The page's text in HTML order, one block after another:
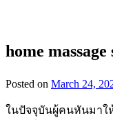
home
Posted on March 24,
ในปัจจุบันผู้คนหันมาใ